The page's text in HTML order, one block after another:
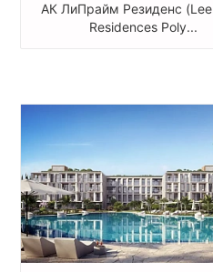
АК ЛиПрайм Резиденс
Residences Poly...